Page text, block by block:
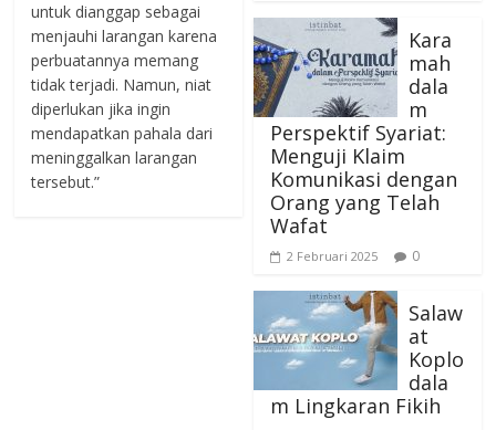
untuk dianggap sebagai
menjauhi larangan karena
perbuatannya memang
tidak terjadi. Namun, niat
diperlukan jika ingin
mendapatkan pahala dari
meninggalkan larangan
tersebut.”
Kara
mah
dala
m
Perspektif Syariat:
Menguji Klaim
Komunikasi dengan
Orang yang Telah
Wafat
2 Februari 2025 0
Salaw
at
Koplo
dala
m Lingkaran Fikih